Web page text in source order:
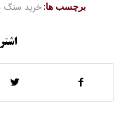
برچسب ها: خرید سنگ